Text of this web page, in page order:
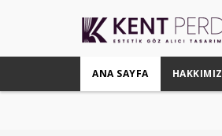
ANA SAYFA